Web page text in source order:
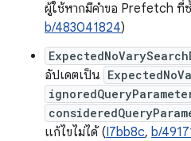
ผู้ใช้หากมีคำขอ Prefetch ที่
b/483041824)
อัปเดตเป็น
แก้ไขไม่ได้ (I7bb8c, b/